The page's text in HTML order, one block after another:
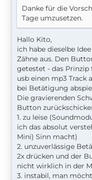
Danke für die
Tage umzusetzen.
Hallo Kito,
ich habe dieselbe
Zähne aus. Den
getestet - das
usb einen mp3 Track
bei Betätigung
Die gravierenden
Button
1. zu leise
ich das absolut
Mini) Sinn macht)
2. unzuverlässige
2x drücken und der
nicht wirklich in der
3. instabil, man